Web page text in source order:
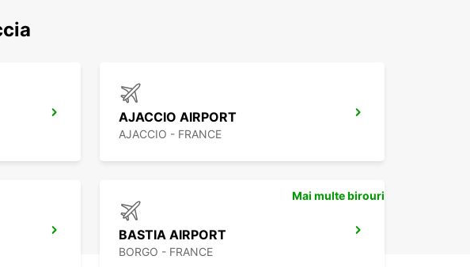
AJACCIO AIRPORT
AJACCIO - FRANCE
BASTIA AIRPORT
BORGO - FRANCE
Mai multe birouri